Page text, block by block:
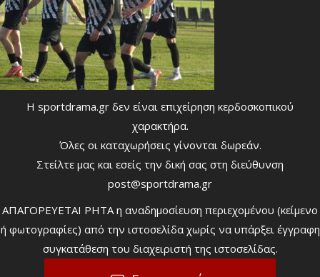
Η sportdrama.gr δεν είναι επιχείρηση κερδοσκοπικού
χαρακτήρα.
Όλες οι καταχωρήσεις γίνονται δωρεάν.
Στείλτε μας και εσείς την δική σας στη διεύθυνση
post@sportdrama.gr
ΑΠΑΓΟΡΕΥΕΤΑΙ ΡΗΤΑ η αναδημοσίευση περιεχομένου (κείμενο
ή φωτογραφίες) από την ιστοσελίδα χωρίς να υπάρξει έγγραφη
συγκατάθεση του διαχειριστή της ιστοσελίδας.